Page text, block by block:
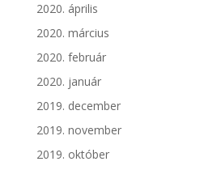
2020. április
2020. március
2020. február
2020. január
2019. december
2019. november
2019. október